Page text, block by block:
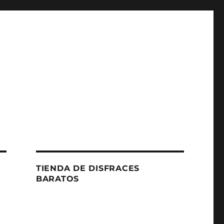
TIENDA DE DISFRACES
BARATOS